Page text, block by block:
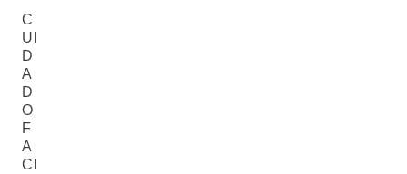
C
UI
D
A
D
O
F
A
CI